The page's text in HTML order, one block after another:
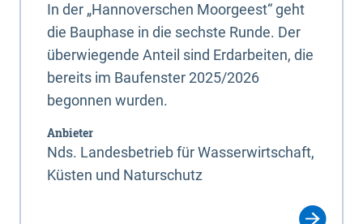
In der „Hannoverschen Moorgeest“ geht
die Bauphase in die sechste Runde. Der
überwiegende Anteil sind Erdarbeiten, die
bereits im Baufenster 2025/2026
begonnen wurden.
Anbieter
Nds. Landesbetrieb für Wasserwirtschaft,
Küsten und Naturschutz